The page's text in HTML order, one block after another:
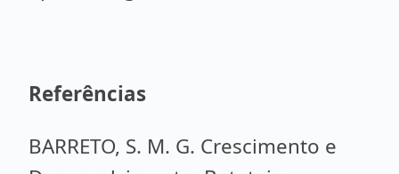
Referências
BARRETO, S. M. G. Crescimento e